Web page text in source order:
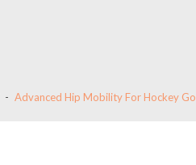
Advanced Hip Mobility For Hockey